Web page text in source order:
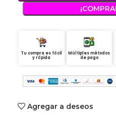
Tu compra es fácil
y rápida
Múltiples métodos
de pago
Agregar a deseos